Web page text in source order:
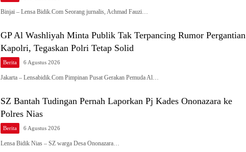
Binjai – Lensa Bidik.Com Seorang jurnalis, Achmad Fauzi…
GP Al Washliyah Minta Publik Tak Terpancing Rumor Pergantian
Kapolri, Tegaskan Polri Tetap Solid
Berita 6 Agustus 2026
Jakarta – Lensabidik.Com Pimpinan Pusat Gerakan Pemuda Al…
SZ Bantah Tudingan Pernah Laporkan Pj Kades Ononazara ke
Polres Nias
Berita 6 Agustus 2026
Lensa Bidik Nias – SZ warga Desa Ononazara…